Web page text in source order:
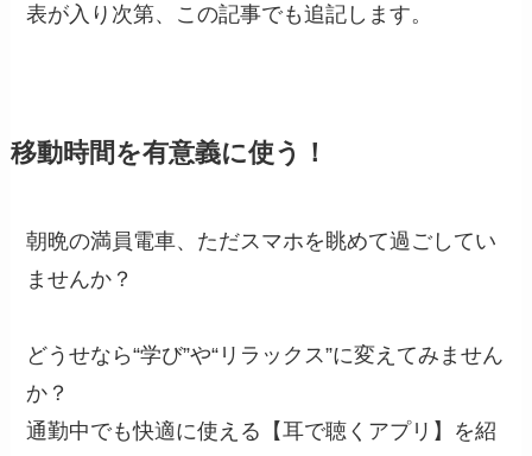
表が入り次第、この記事でも追記します。
移動時間を有意義に使う！
朝晩の満員電車、ただスマホを眺めて過ごしてい
ませんか？
どうせなら“学び”や“リラックス”に変えてみません
か？
通勤中でも快適に使える【耳で聴くアプリ】を紹